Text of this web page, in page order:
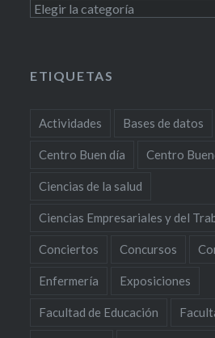
Categorías
ETIQUETAS
Actividades Bases de datos
Centro Buen día Centro
Ciencias de la salud
Ciencias Empresariales y del
Conciertos Concursos
Enfermería Exposiciones
Facultad de Educación